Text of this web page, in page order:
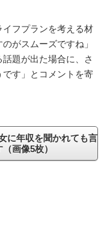
フプランを考える材
がスムーズですね」
話題が出た場合に、さ
す」とコメントを寄
に年収を聞かれても言
画像5枚）